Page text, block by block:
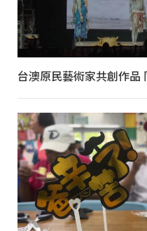
台澳原民藝術家共創作品